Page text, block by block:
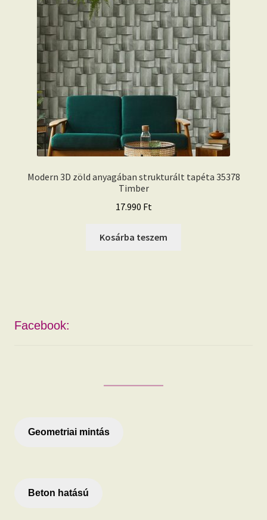
Modern 3D zöld anyagában strukturált tapéta 35378
Timber
17.990 Ft
Kosárba teszem
Facebook:
Geometriai mintás
Beton hatású